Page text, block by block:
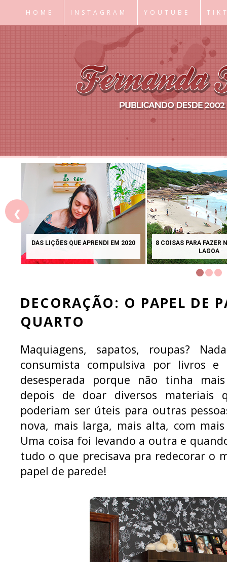
HOME INSTAGRAM YOUTUBE
DAS LIÇÕES QUE APRENDI EM 2020
8 COISAS PARA FAZER
LAGOA
❮
DECORAÇÃO: O PAPEL DE
QUARTO
Maquiagens, sapatos, roupas?
consumista compulsiva por livros e
desesperada porque não tinha
depois de doar diversos
poderiam ser úteis para outras
nova, mais larga, mais alta, com
Uma coisa foi levando a outra e
tudo o que precisava pra redecorar o
papel de parede!